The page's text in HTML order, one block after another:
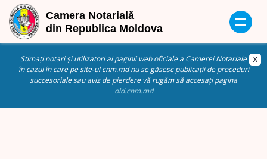
Stimați notari și utilizatori ai paginii web oficiale a Camerei Notariale
în cazul în care pe site-ul cnm.md nu se găsesc publicații de proceduri
succesoriale sau aviz de pierdere vă rugăm să accesați pagina
old.cnm.md